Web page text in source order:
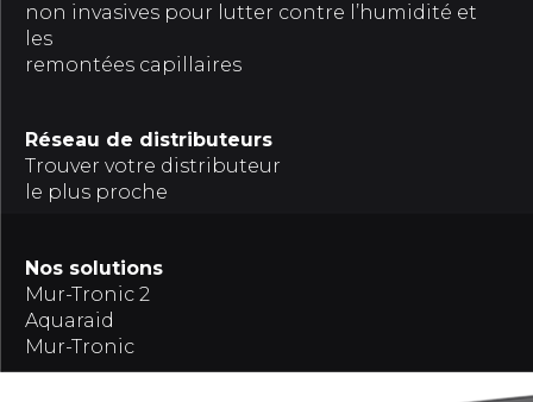
non invasives pour lutter contre l’humidité et
les
remontées capillaires
Réseau de distributeurs
Trouver votre distributeur
le plus proche
Nos solutions
Mur-Tronic 2
Aquaraid
Mur-Tronic